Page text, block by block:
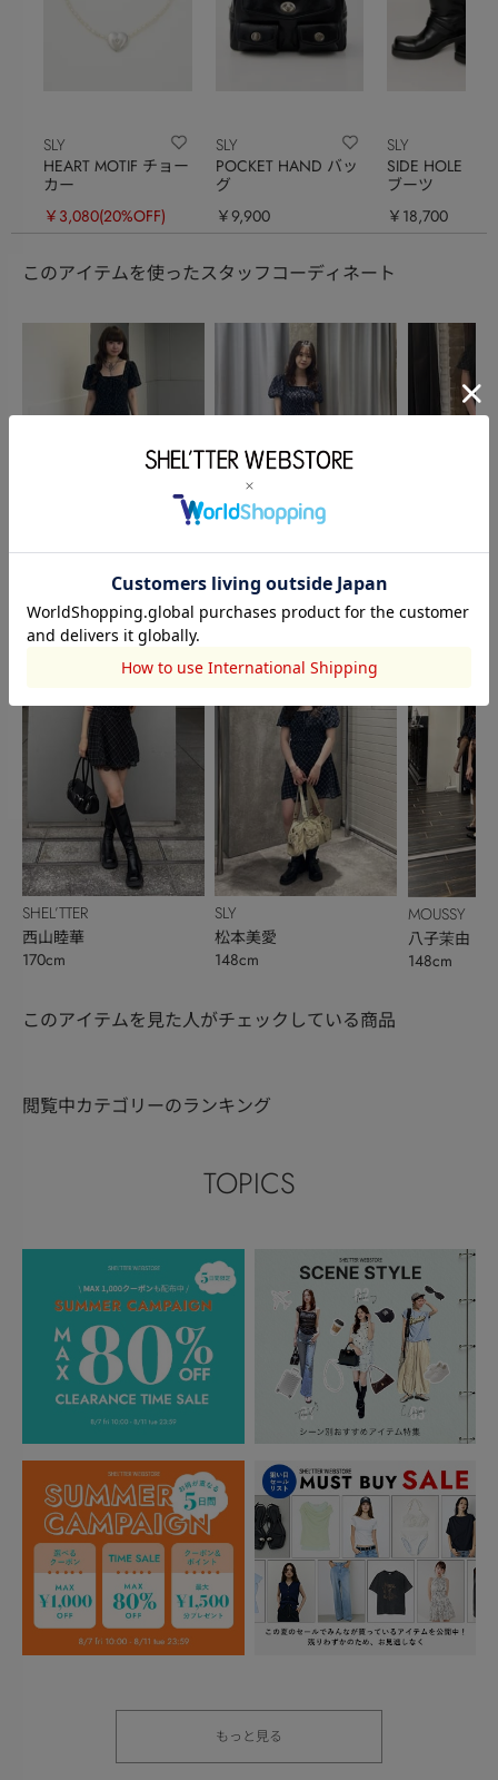
SLY
HEART MOTIF チョー
カー
￥3,080(20%OFF)
SLY
POCKET HAND バッ
グ
￥9,900
SLY
SIDE HOLE
ブーツ
￥18,700
このアイテムを使ったスタッフコーディネート
鮫島笑瑠
151cm
SHEL’TTER
西山睦華
170cm
SLY
愛理
SLY
松本美愛
148cm
枅川 結衣
MOUSSY
八子茉由
148cm
このアイテムを見た人がチェックしている商品
閲覧中カテゴリーのランキング
TOPICS
もっと見る